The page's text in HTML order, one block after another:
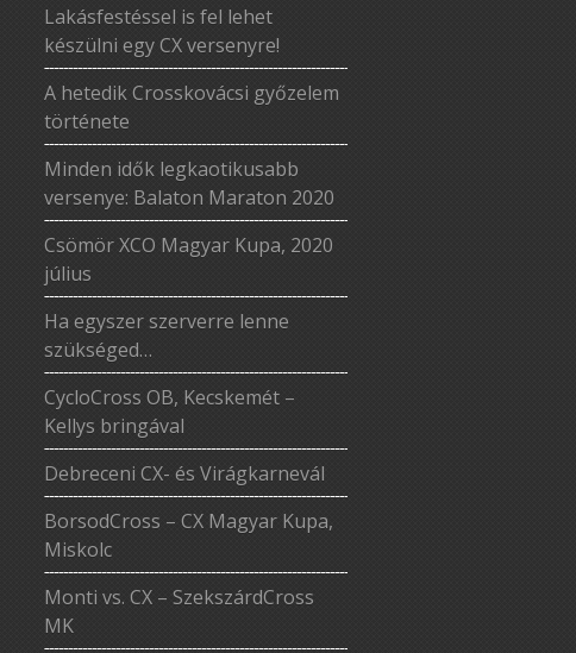
Lakásfestéssel is fel lehet
készülni egy CX versenyre!
A hetedik Crosskovácsi győzelem
története
Minden idők legkaotikusabb
versenye: Balaton Maraton 2020
Csömör XCO Magyar Kupa, 2020
július
Ha egyszer szerverre lenne
szükséged…
CycloCross OB, Kecskemét –
Kellys bringával
Debreceni CX- és Virágkarnevál
BorsodCross – CX Magyar Kupa,
Miskolc
Monti vs. CX – SzekszárdCross
MK